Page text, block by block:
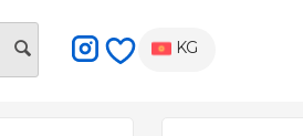
KG